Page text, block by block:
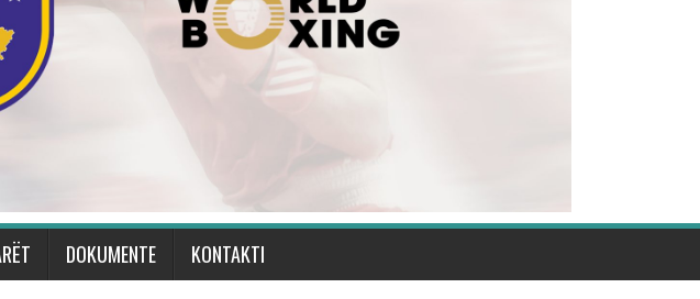
DOKUMENTE KONTAKTI